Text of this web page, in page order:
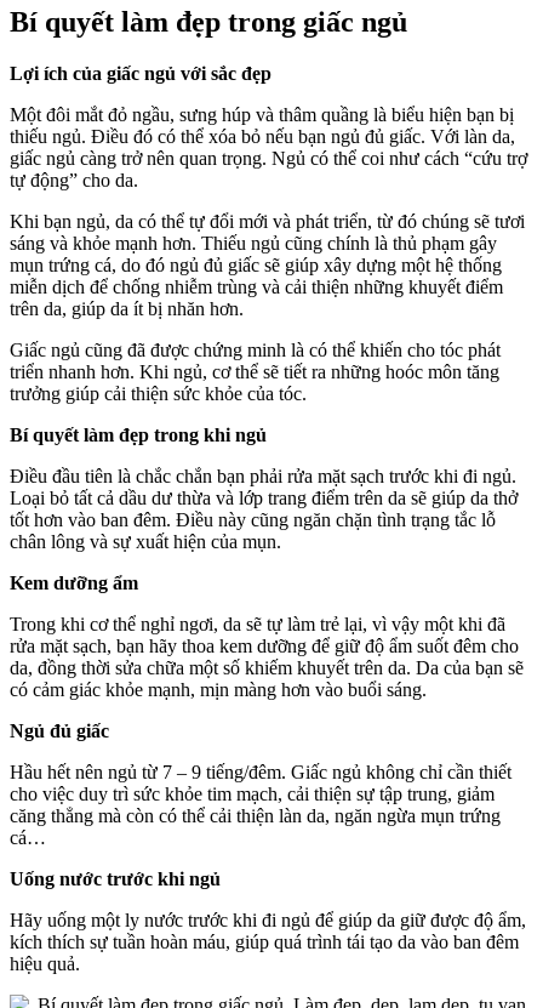
Bí quyết làm đẹp trong giấc ngủ
Lợi ích của giấc ngủ với sắc đẹp
Một đôi mắt đỏ ngầu, sưng húp và thâm quầng là biểu hiện bạn bị
thiếu ngủ. Điều đó có thể xóa bỏ nếu bạn ngủ đủ giấc. Với làn da,
giấc ngủ càng trở nên quan trọng. Ngủ có thể coi như cách “cứu trợ
tự động” cho da.
Khi bạn ngủ, da có thể tự đổi mới và phát triển, từ đó chúng sẽ tươi
sáng và khỏe mạnh hơn. Thiếu ngủ cũng chính là thủ phạm gây
mụn trứng cá, do đó ngủ đủ giấc sẽ giúp xây dựng một hệ thống
miễn dịch để chống nhiễm trùng và cải thiện những khuyết điểm
trên da, giúp da ít bị nhăn hơn.
Giấc ngủ cũng đã được chứng minh là có thể khiến cho tóc phát
triển nhanh hơn. Khi ngủ, cơ thể sẽ tiết ra những hoóc môn tăng
trưởng giúp cải thiện sức khỏe của tóc.
Bí quyết làm đẹp trong khi ngủ
Điều đầu tiên là chắc chắn bạn phải rửa mặt sạch trước khi đi ngủ.
Loại bỏ tất cả dầu dư thừa và lớp trang điểm trên da sẽ giúp da thở
tốt hơn vào ban đêm. Điều này cũng ngăn chặn tình trạng tắc lỗ
chân lông và sự xuất hiện của mụn.
Kem dưỡng ẩm
Trong khi cơ thể nghỉ ngơi, da sẽ tự làm trẻ lại, vì vậy một khi đã
rửa mặt sạch, bạn hãy thoa kem dưỡng để giữ độ ẩm suốt đêm cho
da, đồng thời sửa chữa một số khiếm khuyết trên da. Da của bạn sẽ
có cảm giác khỏe mạnh, mịn màng hơn vào buổi sáng.
Ngủ đủ giấc
Hầu hết nên ngủ từ 7 – 9 tiếng/đêm. Giấc ngủ không chỉ cần thiết
cho việc duy trì sức khỏe tim mạch, cải thiện sự tập trung, giảm
căng thẳng mà còn có thể cải thiện làn da, ngăn ngừa mụn trứng
cá…
Uống nước trước khi ngủ
Hãy uống một ly nước trước khi đi ngủ để giúp da giữ được độ ẩm,
kích thích sự tuần hoàn máu, giúp quá trình tái tạo da vào ban đêm
hiệu quả.